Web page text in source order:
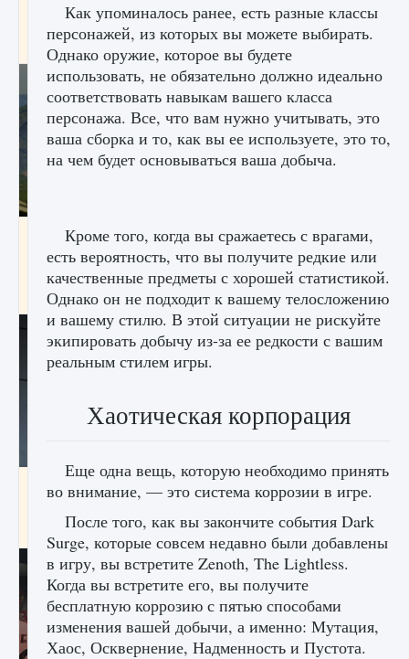
FC 25
9 августа 2024 2 395 0 2
Как исправить ошибку Palworld EPalworld
«Идет сохранение мира — Невозможно
начать сохранение данных мира»
9 августа 2024 2 711 0 0
Все новые функции в режиме карьеры EA
FC 25
9 августа 2024 2 096 0 2
Как упоминалось ранее, есть разные классы
персонажей, из которых вы можете выбирать.
Однако оружие, которое вы будете
использовать, не обязательно должно идеально
соответствовать навыкам вашего класса
персонажа. Все, что вам нужно учитывать, это
ваша сборка и то, как вы ее используете, это то,
на чем будет основываться ваша добыча.
Кроме того, когда вы сражаетесь с врагами,
есть вероятность, что вы получите редкие или
качественные предметы с хорошей статистикой.
Однако он не подходит к вашему телосложению
и вашему стилю. В этой ситуации не рискуйте
экипировать добычу из-за ее редкости с вашим
реальным стилем игры.
Хаотическая корпорация
Еще одна вещь, которую необходимо принять
во внимание, — это система коррозии в игре.
После того, как вы закончите события Dark
Surge, которые совсем недавно были добавлены
в игру, вы встретите Zenoth, The Lightless.
Когда вы встретите его, вы получите
бесплатную коррозию с пятью способами
изменения вашей добычи, а именно: Мутация,
Хаос, Осквернение, Надменность и Пустота.